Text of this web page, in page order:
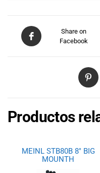
Share on
Facebook
Productos
MEINL STB80B 8″ BIG
MOUNTH